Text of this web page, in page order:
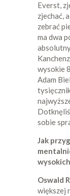
Everst,
zjechać,
zebrać
ma dwa
wysokie
Adam
sobie
Jak
Oswald
większej